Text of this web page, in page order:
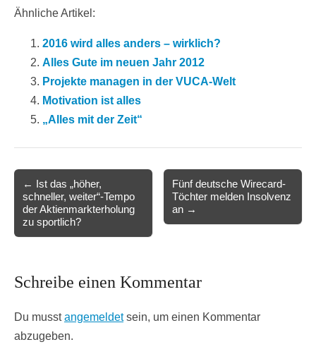
Ähnliche Artikel:
2016 wird alles anders – wirklich?
Alles Gute im neuen Jahr 2012
Projekte managen in der VUCA-Welt
Motivation ist alles
„Alles mit der Zeit“
navigation
← Ist das „höher,
schneller, weiter“-Tempo
der Aktienmarkterholung
zu sportlich?
Fünf deutsche Wirecard-
Töchter melden Insolvenz
an →
Schreibe einen Kommentar
Du musstangemeldetsein, um einen Kommentar
abzugeben.